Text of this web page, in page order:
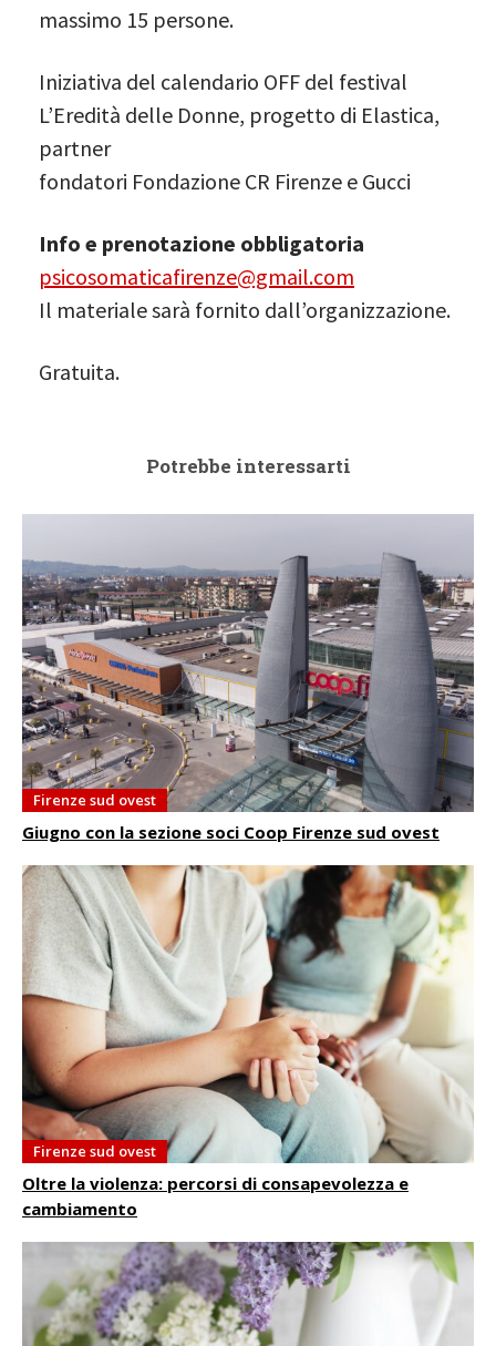
massimo 15 persone.
Iniziativa del calendario OFF del festival
L’Eredità delle Donne, progetto di Elastica,
partner
fondatori Fondazione CR Firenze e Gucci
Info e prenotazione obbligatoria
psicosomaticafirenze@gmail.com
Il materiale sarà fornito dall’organizzazione.
Gratuita.
Potrebbe interessarti
Firenze sud ovest
Giugno con la sezione soci Coop Firenze sud ovest
Firenze sud ovest
Oltre la violenza: percorsi di consapevolezza e
cambiamento